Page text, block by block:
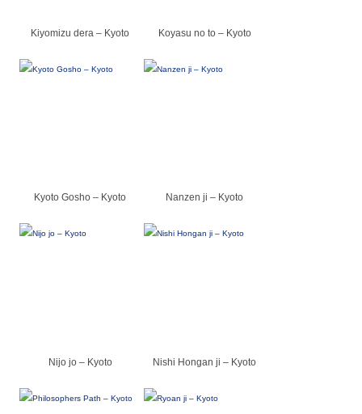
Kiyomizu dera – Kyoto Koyasu no to – Kyoto
Kyoto Gosho – Kyoto Nanzen ji – Kyoto
Nijo jo – Kyoto Nishi Hongan ji – Kyoto